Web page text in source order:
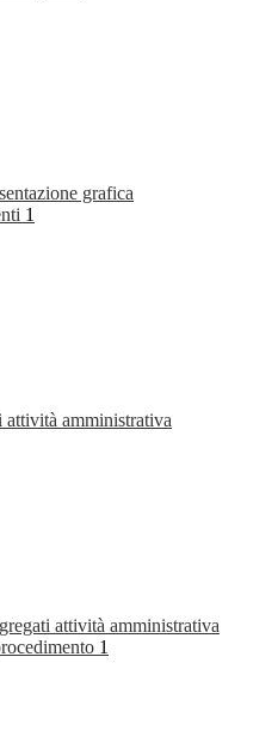
grafica
1
attività amministrativa
attività amministrativa
1